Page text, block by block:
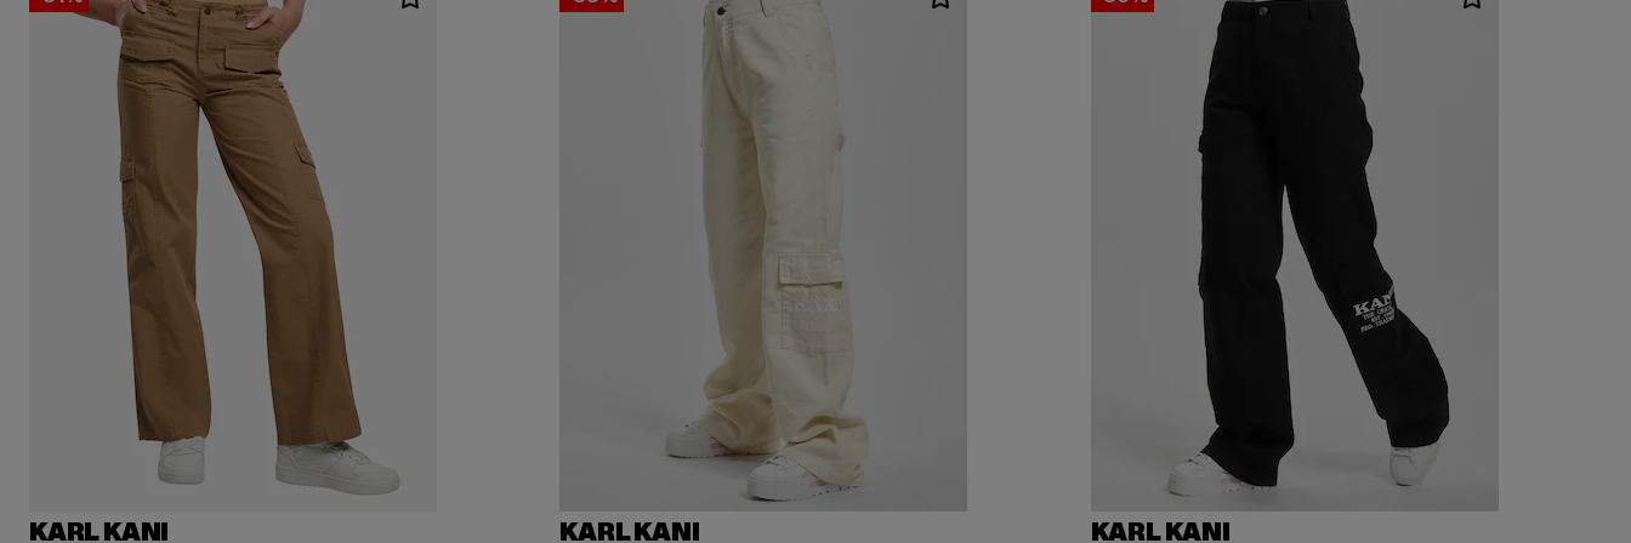
KARL KANI KARL KANI KARL KANI